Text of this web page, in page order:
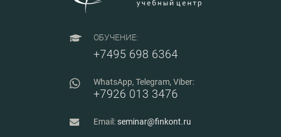
ОБУЧЕНИЕ:
+7495 698 6364
WhatsApp, Telegram, Viber:
+7926 013 3476
Email:seminar@finkont.ru